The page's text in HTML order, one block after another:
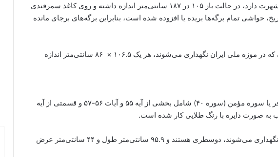
این مصحف که به قرآن بایسنغری شهرت دارد، در حالت باز ۱۰۵ در ۱۸۷ سانتی‌متر اندازه داشته و روی کاغذ سمرقندی
حواشی تمام برگه‌ها بریده یا افزوده شده است، بنابراین برگه‌های برجای مانده
به عنوان نمونه، ۲ برگه از این قرآن که در موزه ملی ایران نگهداری می‌شوند، هر یک ۱۰۶.۵ × ۸۶ سانتی‌متر اندازه
در سه سطر، قسمتی از سوره غافر یا سوره مؤمن (سوره ۴۰) شامل بخشی از آیه ۵۵ و آیات ۵۶-۵۷ و قسمتی از آیه
اما نمونه‌هایی که در کتابخانه ملک نگهداری می‌شوند، دوسطری هستند و ۹۵.۹ سانتی‌متر طول و ۴۴ سانتی‌متر عرض